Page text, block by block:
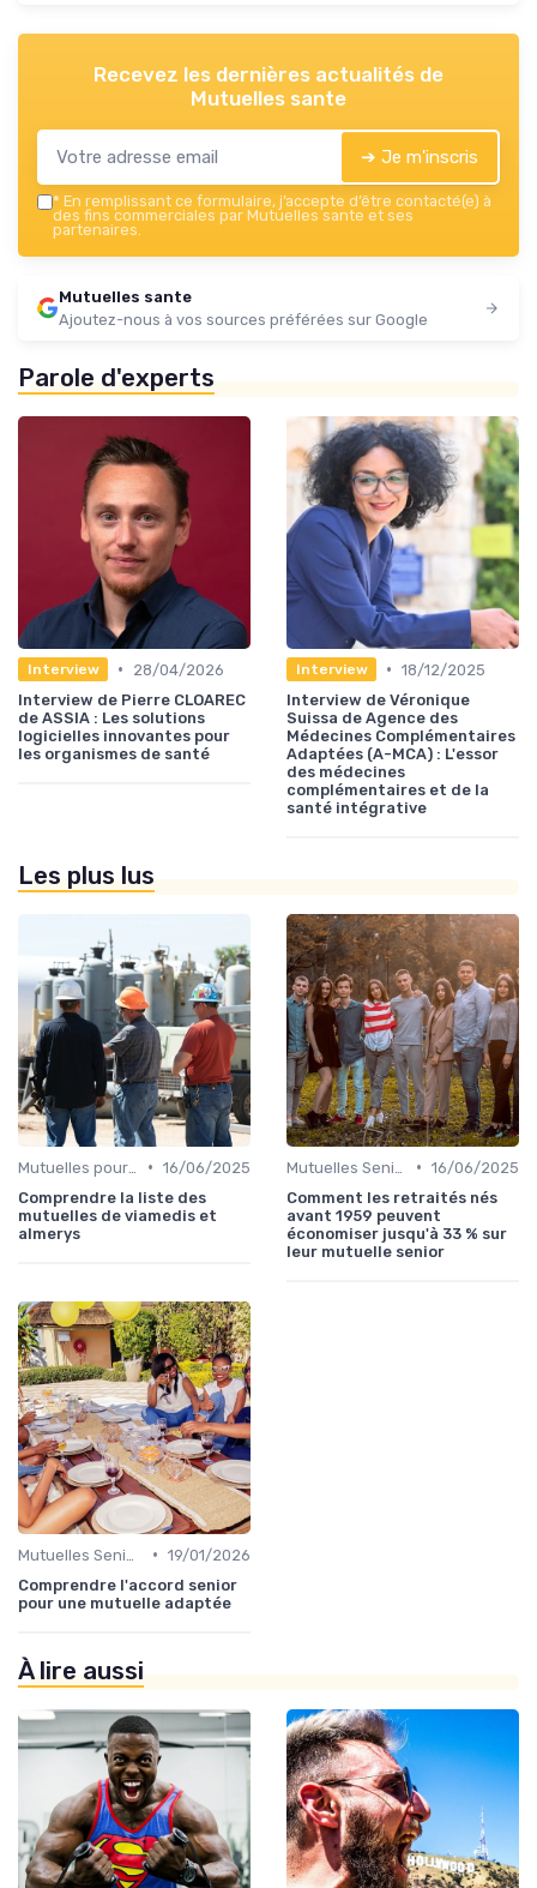
Recevez les dernières actualités de
Mutuelles sante
➔ Je m'inscris
* En remplissant ce formulaire, j’accepte d’être contacté(e) à
des fins commerciales par Mutuelles sante et ses
partenaires.
Mutuelles sante
Ajoutez-nous à vos sources préférées sur Google
Parole d'experts
Interview •
28/04/2026
Interview de Pierre CLOAREC
de ASSIA : Les solutions
logicielles innovantes pour
les organismes de santé
Interview • 18/12/2025
Interview de Véronique
Suissa de Agence des
Médecines Complémentaires
Adaptées (A-MCA) : L'essor
des médecines
complémentaires et de la
santé intégrative
Les plus lus
• 16/06/2025
Comprendre la liste des
mutuelles de viamedis et
almerys
• 16/06/2025
Comment les retraités nés
avant 1959 peuvent
économiser jusqu'à 33 % sur
leur mutuelle senior
• 19/01/2026
Comprendre l'accord senior
pour une mutuelle adaptée
À lire aussi